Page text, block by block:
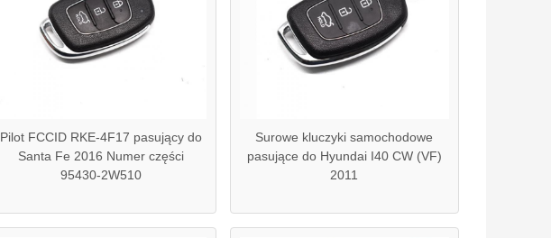
Pilot FCCID RKE-4F17 pasujący do
Santa Fe 2016 Numer części
95430-2W510
Surowe kluczyki samochodowe
pasujące do Hyundai I40 CW (VF)
2011